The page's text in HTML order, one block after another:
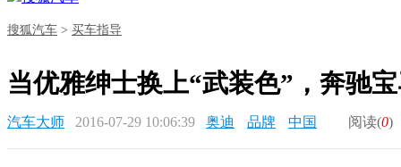
搜狐汽车 > 买车指导
当优雅绅士换上“武装色”，奔驰
汽车大师 2016-07-29 10:06:39 奥迪 品牌 中国 阅读(0)